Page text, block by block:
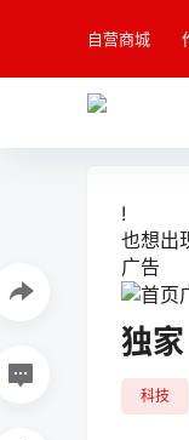
自营商城
!
也想出
广告
独
科技